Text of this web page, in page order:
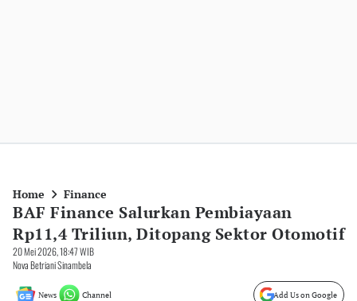
Home Finance
BAF Finance Salurkan Pembiayaan
Rp11,4 Triliun, Ditopang Sektor Otomotif
20 Mei 2026, 18:47 WIB
Nova Betriani Sinambela
News Channel Add Us on Google